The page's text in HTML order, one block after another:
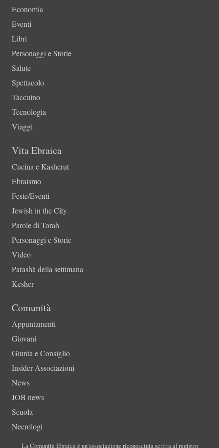
Economia
Eventi
Libri
Personaggi e Storie
Salute
Spettacolo
Taccuino
Tecnologia
Viaggi
Vita Ebraica
Cucina e Kasherut
Ebraismo
Feste/Eventi
Jewish in the City
Parole di Torah
Personaggi e Storie
Video
Parashà della settimana
Kesher
Comunità
Appuntamenti
Giovani
Giunta e Consiglio
Insider-Associazioni
News
JOB news
Scuola
Necrologi
La Comunità Ebraica è un’associazione riconosciuta scritta al registro